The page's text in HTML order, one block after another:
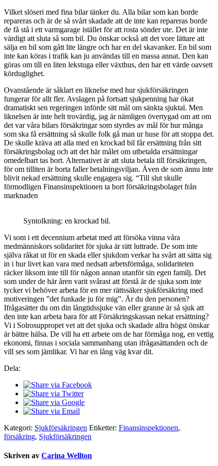
Vilket slöseri med fina bilar tänker du. Alla bilar som kan borde
repareras och är de så svårt skadade att de inte kan repareras borde
de få stå i ett varmgarage istället för att rosta sönder ute. Det är inte
värdigt att sluta så som bil. Du önskar också att det vore lättare att
sälja en bil som gått lite längre och har en del skavanker. En bil som
inte kan köras i trafik kan ju användas till en massa annat. Den kan
göras om till en liten lekstuga eller växthus, den har ett värde oavsett
körduglighet.
Ovanstående är såklart en liknelse med hur sjukförsäkringen
fungerar för allt fler. Avslagen på fortsatt sjukpenning har ökat
dramatiskt sen regeringen införde sitt mål om sänkta sjuktal. Men
liknelsen är inte helt trovärdig, jag är nämligen övertygad om att om
det var våra bilars försäkringar som styrdes av mål för hur många
som ska få ersättning så skulle folk gå man ur huse för att stoppa det.
De skulle kräva att alla med en krockad bil får ersättning från sitt
försäkringsbolag och att det här målet om utbetalda ersättningar
omedelbart tas bort. Alternativet är att sluta betala till försäkringen,
för om tilliten är borta faller betalningsviljan. Även de som ännu inte
blivit nekad ersättning skulle engagera sig. “Till slut skulle
förmodligen Finansinspektionen ta bort försäkringsbolaget från
marknaden
Syntolkning: en krockad bil.
Vi som i ett decennium arbetat med att försöka vinna våra
medmänniskors solidaritet för sjuka är rätt luttrade. De som inte
själva råkat ut för en skada eller sjukdom verkar ha svårt att sätta sig
in i hur livet kan vara med nedsatt arbetsförmåga, solidariteten
räcker liksom inte till för någon annan utanför sin egen familj. Det
som under de här åren varit svårast att förstå är de sjuka som inte
tycker vi behöver arbeta för en mer rättssäker sjukförsäkring med
motiveringen ”det funkade ju för mig”. Är du den personen?
Ifrågasätter du om din långtidssjuke vän eller granne är så sjuk att
den inte kan arbeta bara för att Försäkringskassan nekat ersättning?
Vi i Solrosuppropet vet att det sjuka och skadade allra högst önskar
är bättre hälsa. De vill ha ett arbete om de har förmåga nog, en vettig
ekonomi, finnas i sociala sammanhang utan ifrågasättanden och de
vill ses som jämlikar. Vi har en lång väg kvar dit.
Dela:
Kategori: Sjukförsäkringen Etiketter: Finansinspektionen,
försäkring, Sjukförsäkringen
Skriven av Carina Wellton